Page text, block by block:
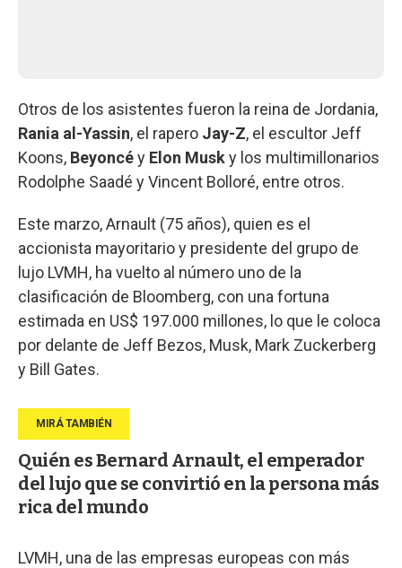
Otros de los asistentes fueron la reina de Jordania,
Rania al-Yassin, el rapero Jay-Z, el escultor Jeff
Koons, Beyoncéy Elon Musky los multimillonarios
Rodolphe Saadé y Vincent Bolloré, entre otros.
Este marzo, Arnault (75 años), quien es el
accionista mayoritario y presidente del grupo de
lujo LVMH, ha vuelto al número uno de la
clasificación de Bloomberg, con una fortuna
estimada en US$ 197.000 millones, lo que le coloca
por delante de Jeff Bezos, Musk, Mark Zuckerberg
y Bill Gates.
Quién es Bernard Arnault, el emperador
del lujo que se convirtió en la persona más
rica del mundo
LVMH, una de las empresas europeas con más